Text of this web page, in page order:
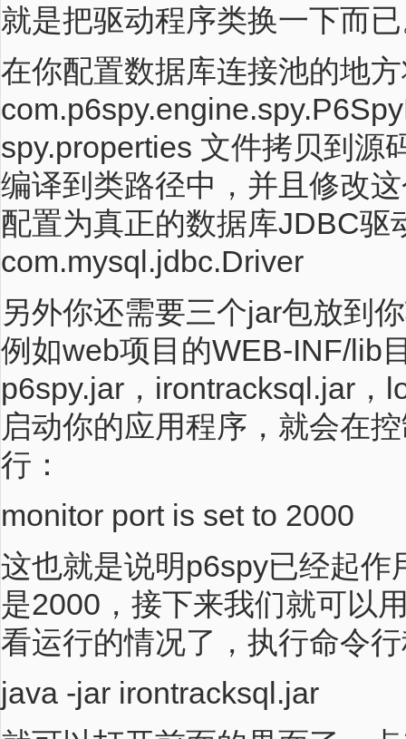
就是把驱动程序类换一下而
在你配置数据库连接池的地
spy.properties 文件拷贝到源
编译到类路径中，并且修改
配置为真正的数据库JDBC驱
com.mysql.jdbc.Driver
另外你还需要三个jar包放到
例如web项目的WEB-INF/lib
p6spy.jar，irontracksql.jar，
启动你的应用程序，就会在
行：
monitor port is set to 2000
这也就是说明p6spy已经起作
是2000，接下来我们就可以
看运行的情况了，执行命令
java -jar irontracksql.jar